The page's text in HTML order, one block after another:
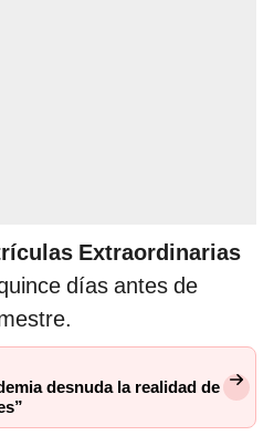
Extraordinarias
días antes de
desnuda la realidad de